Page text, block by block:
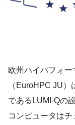
欧州ハイパフォ
（EuroHPC JU
であるLUMI-Qの
コンピュータは